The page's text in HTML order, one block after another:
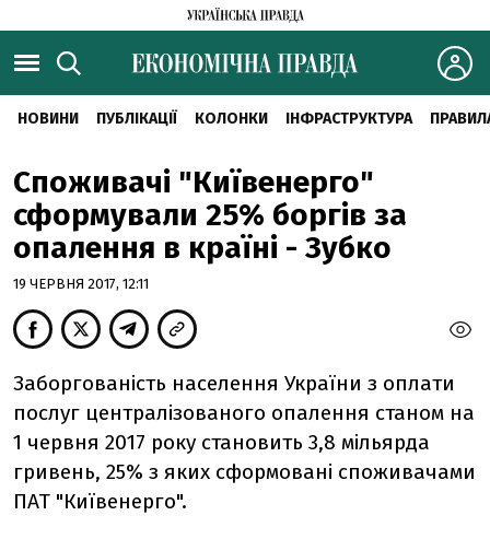
НОВИНИ ПУБЛІКАЦІЇ КОЛОНКИ ІНФРАСТРУКТУРА
Споживачі "Київенерго"
сформували 25% боргів за
опалення в країні - Зубко
19 ЧЕРВНЯ 2017, 12:11
Заборгованість населення України з оплати
послуг централізованого опалення станом на
1 червня 2017 року становить 3,8 мільярда
гривень, 25% з яких сформовані споживачами
ПАТ "Київенерго".